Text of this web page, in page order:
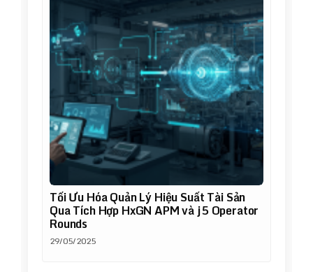
Tối Ưu Hóa Quản Lý Hiệu Suất Tài Sản
Qua Tích Hợp HxGN APM và j5 Operator
Rounds
29/05/2025